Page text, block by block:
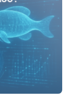
bestehende
interpretiert sie
hydrothermalen
Ozeanbecken